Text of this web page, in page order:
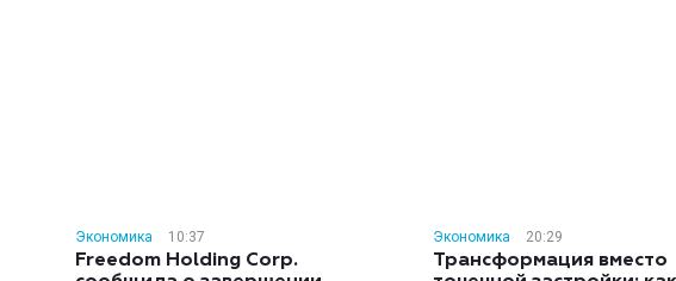
Экономика 10:37
Freedom Holding Corp.
Экономика 20:29
Трансформация вместо